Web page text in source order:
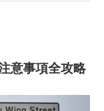
意事項全攻略